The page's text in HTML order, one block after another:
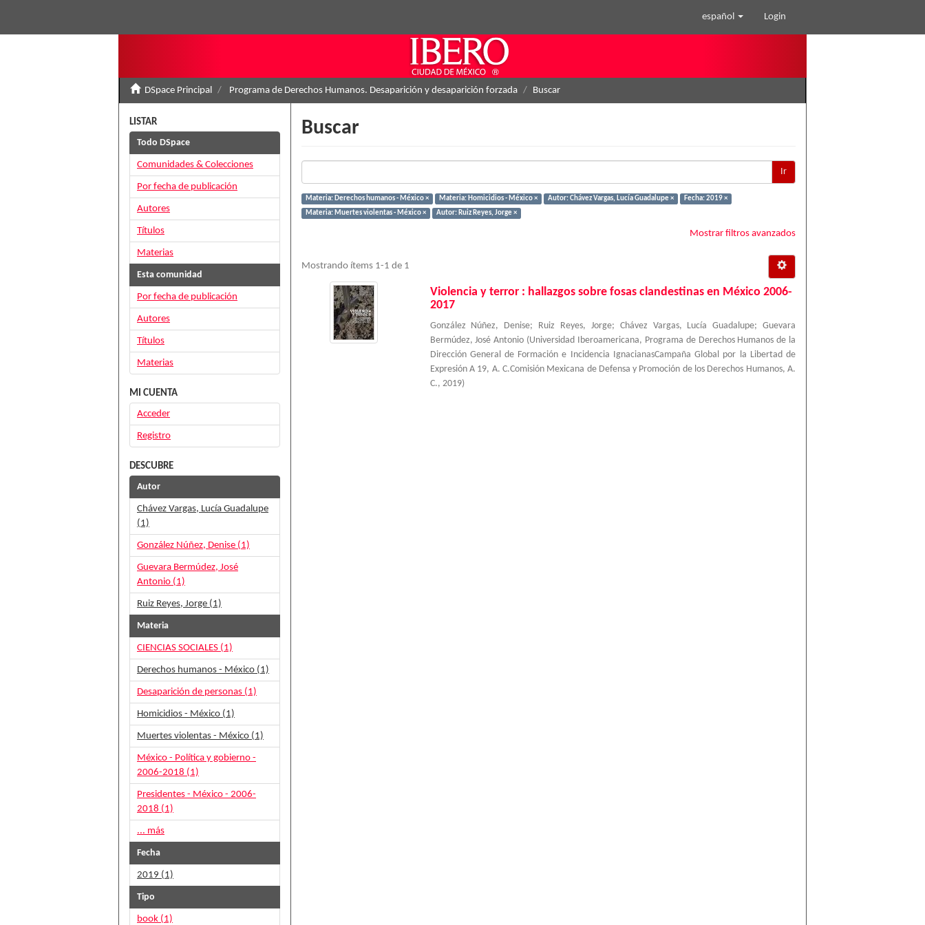
español Login
DSpace Principal Programa de Derechos Humanos. Desaparición y desaparición forzada Buscar
Buscar
Ir
Materia: Derechos humanos - México × Materia: Homicidios - México × Autor: Chávez Vargas, Lucía Guadalupe ×
Fecha: 2019 ×
Materia: Muertes violentas - México ×
Autor: Ruiz Reyes, Jorge ×
Mostrar filtros avanzados
Mostrando ítems 1-1 de 1
Violencia y terror : hallazgos sobre fosas clandestinas en México 2006-
2017
González Núñez, Denise; Ruiz Reyes, Jorge; Chávez Vargas, Lucía Guadalupe;Guevara
Bermúdez, José Antonio (Universidad Iberoamericana, Programa de Derechos Humanos de la
Dirección General de Formación e Incidencia IgnacianasCampaña Global por la Libertad de
Expresión A 19, A. C.Comisión Mexicana de Defensa y Promoción de los Derechos Humanos, A.
C., 2019)
LISTAR
Todo DSpace
Comunidades & Colecciones
Por fecha de publicación
Autores
Títulos
Materias
Esta comunidad
Por fecha de publicación
Autores
Títulos
Materias
MI CUENTA
Acceder
Registro
DESCUBRE
Autor
Chávez Vargas, Lucía Guadalupe
(1)
González Núñez, Denise (1)
Guevara Bermúdez, José
Antonio (1)
Ruiz Reyes, Jorge (1)
Materia
CIENCIAS SOCIALES (1)
Derechos humanos - México (1)
Desaparición de personas (1)
Homicidios - México (1)
Muertes violentas - México (1)
México - Política y gobierno -
2006-2018 (1)
Presidentes - México - 2006-
2018 (1)
... más
Fecha
2019 (1)
Tipo
book (1)